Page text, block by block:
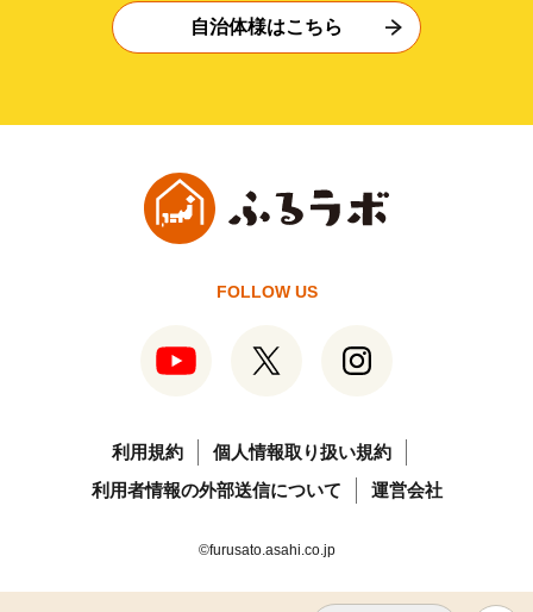
自治体様はこちら
FOLLOW US
利用規約
個人情報取り扱い規約
利用者情報の外部送信について
運営会社
©furusato.asahi.co.jp